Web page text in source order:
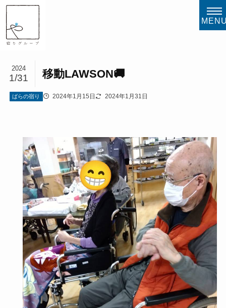
移動LAWSON🚚
2024
1/31
ばらの宿り 2024年1月15日 2024年1月31日